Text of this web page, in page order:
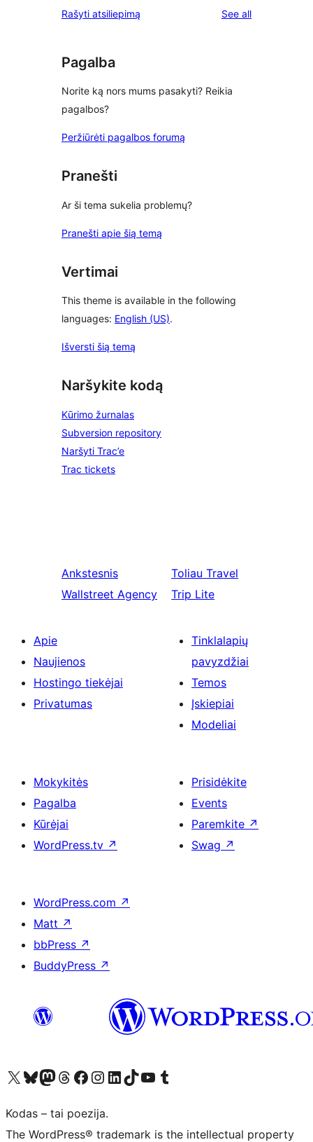
Rašyti atsiliepimą See allreviews
Pagalba
Norite ką nors mums pasakyti? Reikia
pagalbos?
Peržiūrėti pagalbos forumą
Pranešti
Ar ši tema sukelia problemų?
Pranešti apie šią temą
Vertimai
This theme is available in the following
languages: English (US).
Išversti šią temą
Naršykite kodą
Kūrimo žurnalas
Subversion repository
Naršyti Trac’e
Trac tickets
Ankstesnis
Wallstreet Agency
Toliau Travel
Trip Lite
Apie
Naujienos
Hostingo tiekėjai
Privatumas
Tinklalapių
pavyzdžiai
Temos
Įskiepiai
Modeliai
Mokykitės
Pagalba
Kūrėjai
WordPress.tv ↗
Prisidėkite
Events
Paremkite ↗
Swag ↗
WordPress.com ↗
Matt ↗
bbPress ↗
BuddyPress ↗
Visit our X (formerly Twitter) account
Apsilankykite mūsų Bluesky paskyroje
Visit our Mastodon account
Apsilankykite mūsų Threads paskyroje
Visit our Facebook page
Visit our Instagram account
Visit our LinkedIn account
Apsilankykite mūsų TikTok paskyroje
Visit our YouTube channel
Apsilankykite mūsų Tumblr paskyroje
Kodas – tai poezija.
The WordPress® trademark is the intellectual property